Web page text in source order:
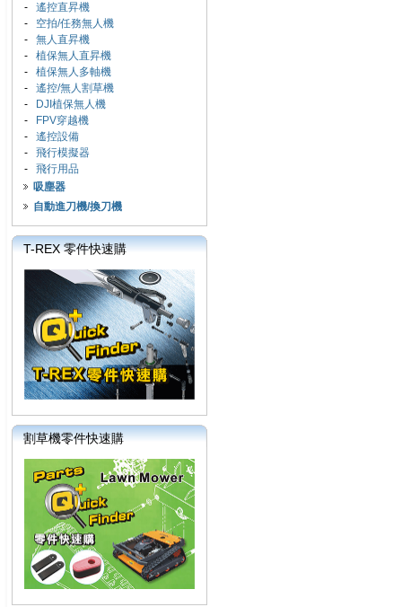
- 遙控直昇機
- 空拍/任務無人機
- 無人直昇機
- 植保無人直昇機
- 植保無人多軸機
- 遙控/無人割草機
-
DJI植保無人機
-
FPV穿越機
- 遙控設備
- 飛行模擬器
- 飛行用品
吸塵器
自動進刀機/換刀機
T-REX 零件快速購
割草機零件快速購